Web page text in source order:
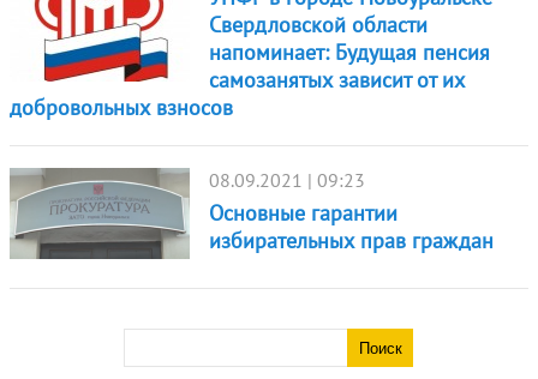
Свердловской области
напоминает: Будущая пенсия
самозанятых зависит от их
добровольных взносов
08.09.2021 | 09:23
Основные гарантии
избирательных прав граждан